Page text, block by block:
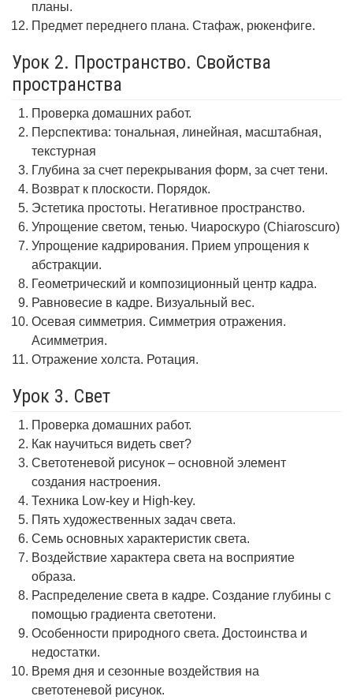
планы.
Предмет переднего плана. Стафаж, рюкенфиге.
Урок 2. Пространство. Свойства
пространства
Проверка домашних работ.
Перспектива: тональная, линейная, масштабная,
текстурная
Глубина за счет перекрывания форм, за счет тени.
Возврат к плоскости. Порядок.
Эстетика простоты. Негативное пространство.
Упрощение светом, тенью. Чиароскуро (Chiaroscuro)
Упрощение кадрирования. Прием упрощения к
абстракции.
Геометрический и композиционный центр кадра.
Равновесие в кадре. Визуальный вес.
Осевая симметрия. Симметрия отражения.
Асимметрия.
Отражение холста. Ротация.
Урок 3. Свет
Проверка домашних работ.
Как научиться видеть свет?
Светотеневой рисунок – основной элемент
создания настроения.
Техника Low-key и High-key.
Пять художественных задач света.
Семь основных характеристик света.
Воздействие характера света на восприятие
образа.
Распределение света в кадре. Создание глубины с
помощью градиента светотени.
Особенности природного света. Достоинства и
недостатки.
Время дня и сезонные воздействия на
светотеневой рисунок.